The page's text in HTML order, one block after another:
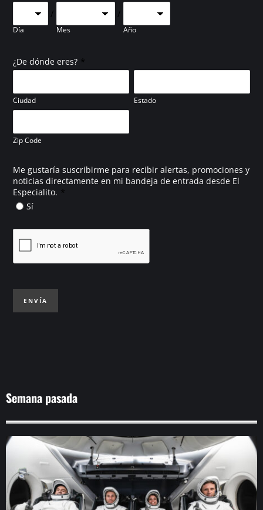
Día
/
Mes
/
Año
¿De dónde eres? *
Ciudad Estado
Zip Code
Me gustaría suscribirme para recibir alertas, promociones y
noticias directamente en mi bandeja de entrada desde El
Especialito. *
Sí
ENVÍA
Semana pasada